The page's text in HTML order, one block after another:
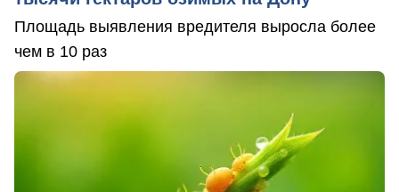
Площадь выявления вредителя выросла более
чем в 10 раз